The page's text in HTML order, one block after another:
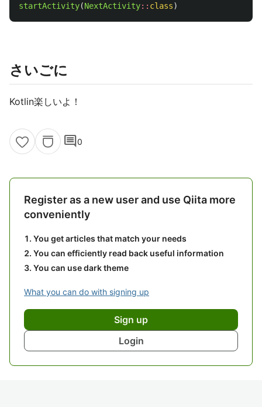
startActivity(NextActivity:: class)
さいごに
Kotlin楽しいよ！
comment0
Register as a new user and use Qiita more
conveniently
You get articles that match your needs
You can efficiently read back useful information
You can use dark theme
What you can do with signing up
Sign up
Login